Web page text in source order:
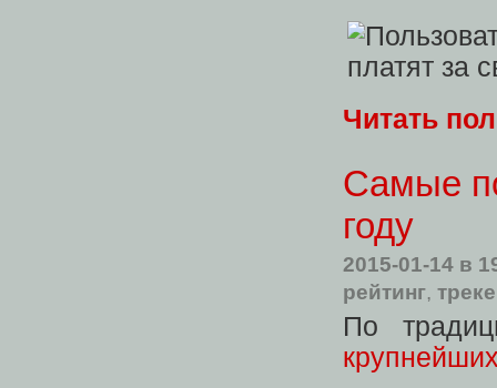
Читать
Самые
году
2015-01-14 в
рейтинг,
По